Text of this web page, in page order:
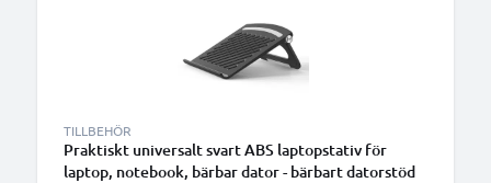
TILLBEHÖR
Praktiskt universalt svart ABS laptopstativ för
laptop, notebook, bärbar dator - bärbart datorstöd